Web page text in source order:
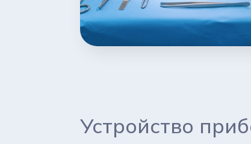
Устройство